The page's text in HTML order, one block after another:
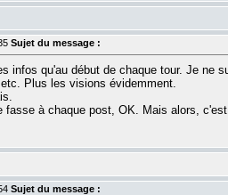
Sujet du message :
infos qu'au début de chaque tour. Je ne
Plus les visions évidemment.
fasse à chaque post, OK. Mais alors,
Sujet du message :